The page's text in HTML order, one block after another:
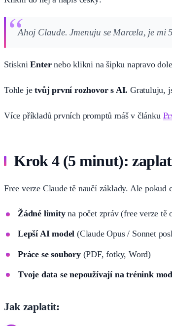
Ahoj Claude. Jmenuju se Marcela, je mi
StiskniEnternebo klikni na šipku napravo
Tohle jetvůj první rozhovor s AI. Gratuluju,
Více příkladů prvních promptů máš v článku
Krok 4 (5 minut):
Free verze Claude tě naučí základy. Ale
Žádné limityna počet zpráv (free verze tě
Lepší AI model (Claude Opus / Sonnet
Práce se soubory(PDF, fotky, Word)
Tvoje data se nepoužívají na trénink
Jak zaplatit: